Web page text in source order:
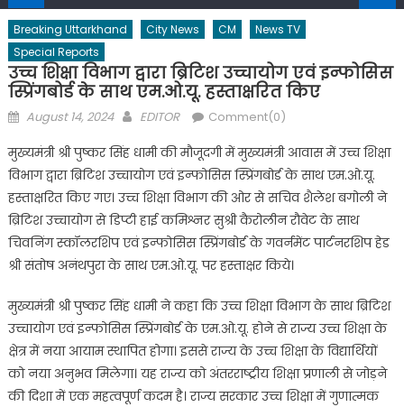
Breaking Uttarkhand City News CM
News TV
Special Reports
उच्च शिक्षा विभाग द्वारा ब्रिटिश उच्चायोग एवं इन्फोसिस
स्प्रिंगबोर्ड के साथ एम.ओ.यू. हस्ताक्षरित किए
Posted
August 14, 2024 Author
EDITOR Comment(0)
मुख्यमंत्री श्री पुष्कर सिंह धामी की मौजूदगी में मुख्यमंत्री आवास में उच्च शिक्षा
विभाग द्वारा ब्रिटिश उच्चायोग एवं इन्फोसिस स्प्रिंगबोर्ड के साथ एम.ओ.यू.
हस्ताक्षरित किए गए। उच्च शिक्षा विभाग की ओर से सचिव शैलेश बगोली ने
ब्रिटिश उच्चायोग से डिप्टी हाई कमिश्नर सुश्री कैरोलीन रौवेट के साथ
चिवनिंग स्कॉलरशिप एवं इन्फोसिस स्प्रिंगबोर्ड के गवर्नमेंट पार्टनरशिप हेड
श्री संतोष अनंथपुरा के साथ एम.ओ.यू. पर हस्ताक्षर किये।
मुख्यमंत्री श्री पुष्कर सिंह धामी ने कहा कि उच्च शिक्षा विभाग के साथ ब्रिटिश
उच्चायोग एवं इन्फोसिस स्प्रिंगबोर्ड के एम.ओ.यू. होने से राज्य उच्च शिक्षा के
क्षेत्र में नया आयाम स्थापित होगा। इससे राज्य के उच्च शिक्षा के विद्यार्थियों
को नया अनुभव मिलेगा। यह राज्य को अंतरराष्ट्रीय शिक्षा प्रणाली से जोड़ने
की दिशा में एक महत्वपूर्ण कदम है। राज्य सरकार उच्च शिक्षा में गुणात्मक